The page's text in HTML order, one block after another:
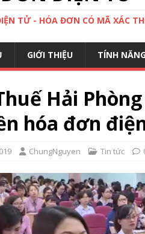
TỬ - HÓA ĐƠN CÓ MÃ XÁC
GIỚI THIỆU TÍNH
Hải
hóa đơn
ChungNguyen Tin tức